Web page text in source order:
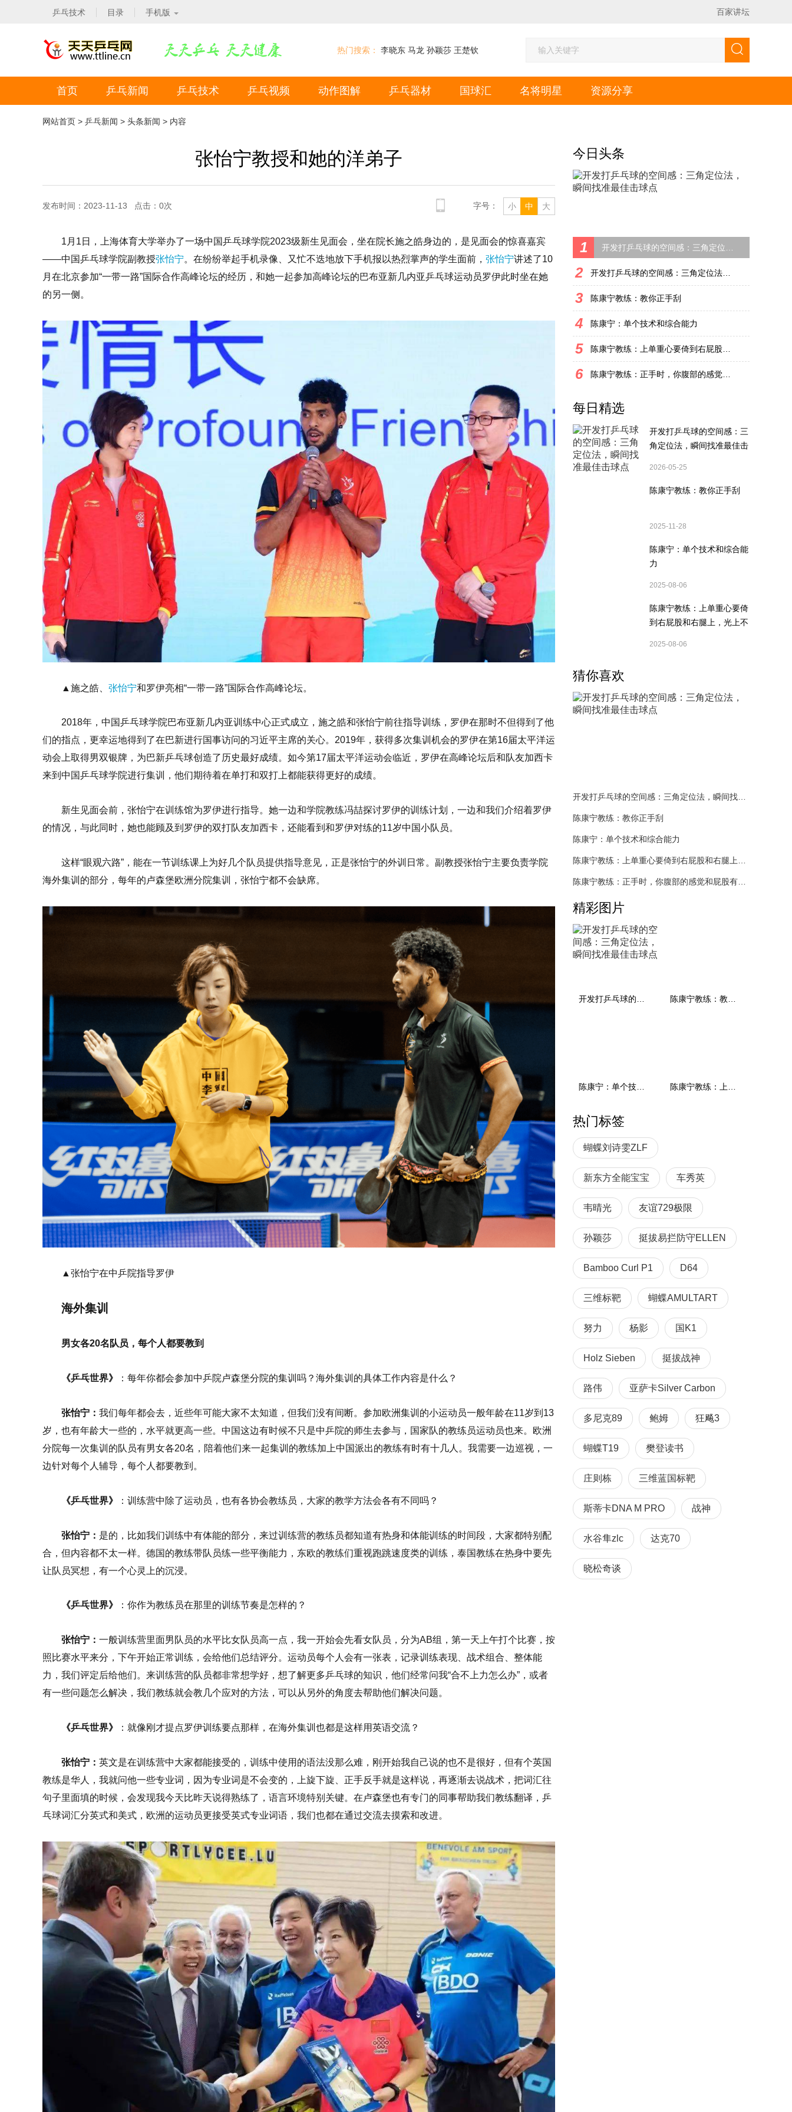
乒乓技术 目录 手机版 百家讲坛
热门搜索： 李晓东 马龙 孙颖莎 王楚钦
首页 乒乓新闻 乒乓技术 乒乓视频 动作图解 乒乓器材 国球汇 名将明星 资源分享
网站首页 > 乒乓新闻 > 头条新闻 > 内容
张怡宁教授和她的洋弟子
发布时间：2023-11-13 点击： 0次 小 中 大
字号：
1月1日，上海体育大学举办了一场中国乒乓球学院2023级新生见面会，坐在院长施之皓身边的，是见面会的惊喜嘉宾
——中国乒乓球学院副教授张怡宁。在纷纷举起手机录像、又忙不迭地放下手机报以热烈掌声的学生面前， 张怡宁讲述了10
月在北京参加“一带一路”国际合作高峰论坛的经历，和她一起参加高峰论坛的巴布亚新几内亚乒乓球运动员罗伊此时坐在她
的另一侧。
▲施之皓、 张怡宁和罗伊亮相“一带一路”国际合作高峰论坛。
2018年，中国乒乓球学院巴布亚新几内亚训练中心正式成立，施之皓和张怡宁前往指导训练，罗伊在那时不但得到了他
们的指点，更幸运地得到了在巴新进行国事访问的习近平主席的关心。2019年，获得多次集训机会的罗伊在第16届太平洋运
动会上取得男双银牌，为巴新乒乓球创造了历史最好成绩。如今第17届太平洋运动会临近，罗伊在高峰论坛后和队友加西卡
来到中国乒乓球学院进行集训，他们期待着在单打和双打上都能获得更好的成绩。
新生见面会前，张怡宁在训练馆为罗伊进行指导。 她一边和学院教练冯喆探讨罗伊的训练计划，一边和我们介绍着罗伊
的情况，与此同时，她也能顾及到罗伊的双打队友加西卡，还能看到和罗伊对练的11岁中国小队员。
这样“眼观六路”，能在一节训练课上为好几个队员提供指导意见，正是张怡宁的外训日常。副教授张怡宁主要负责学院
海外集训的部分，每年的卢森堡欧洲分院集训，张怡宁都不会缺席。
▲张怡宁在中乒院指导罗伊
海外集训
男女各20名队员，每个人都要教到
《乒乓世界》 ：每年你都会参加中乒院卢森堡分院的集训吗？海外集训的具体工作内容是什么？
张怡宁： 我们每年都会去，近些年可能大家不太知道，但我们没有间断。参加欧洲集训的小运动员一般年龄在11岁到13
岁，也有年龄大一些的，水平就更高一些。中国这边有时候不只是中乒院的师生去参与，国家队的教练员运动员也来。欧洲
分院每一次集训的队员有男女各20名，陪着他们来一起集训的教练加上中国派出的教练有时有十几人。我需要一边巡视，一
边针对每个人辅导，每个人都要教到。
《乒乓世界》 ： 训练营中除了运动员，也有各协会教练员，大家的教学方法会各有不同吗？
张怡宁： 是的，比如我们训练中有体能的部分，来过训练营的教练员都知道有热身和体能训练的时间段，大家都特别配
合，但内容都不太一样。 德国的教练带队员练一些平衡能力，东欧的教练们重视跑跳速度类的训练，泰国教练在热身中要先
让队员冥想，有一个心灵上的沉浸。
《乒乓世界》 ：你作为教练员在那里的训练节奏是怎样的？
张怡宁： 一般训练营里面男队员的水平比女队员高一点，我一开始会先看女队员，分为AB组，第一天上午打个比赛，按
照比赛水平来分，下午开始正常训练，会给他们总结评分。运动员每个人会有一张表，记录训练表现、战术组合、整体能
力，我们评定后给他们。来训练营的队员都非常想学好，想了解更多乒乓球的知识，他们经常问我“合不上力怎么办”，或者
有一些问题怎么解决，我们教练就会教几个应对的方法，可以从另外的角度去帮助他们解决问题。
《乒乓世界》 ：就像刚才提点罗伊训练要点那样，在海外集训也都是这样用英语交流？
张怡宁： 英文是在训练营中大家都能接受的，训练中使用的语法没那么难，刚开始我自己说的也不是很好，但有个英国
教练是华人，我就问他一些专业词，因为专业词是不会变的，上旋下旋、正手反手就是这样说，再逐渐去说战术，把词汇往
句子里面填的时候，会发现我今天比昨天说得熟练了，语言环境特别关键。在卢森堡也有专门的同事帮助我们教练翻译，乒
乓球词汇分英式和美式，欧洲的运动员更接受英式专业词语，我们也都在通过交流去摸索和改进。
今日头条
1
2
3 陈康宁教练：教你正手刮
4 陈康宁：单个技术和综合能力
5
6
每日精选
开发打乒乓球的空间感：三
角定位法，瞬间找准最佳击
2026-05-25
陈康宁教练：教你正手刮
2025-11-28
陈康宁：单个技术和综合能
力
2025-08-06
陈康宁教练：上单重心要倚
到右屁股和右腿上，光上不
2025-08-06
猜你喜欢
陈康宁教练：教你正手刮
陈康宁：单个技术和综合能力
精彩图片
热门标签
蝴蝶刘诗雯ZLF
新东方全能宝宝 车秀英
韦晴光 友谊729极限
孙颖莎 挺拔易拦防守ELLEN
Bamboo Curl P1 D64
三维标靶 蝴蝶AMULTART
努力 杨影 国K1
Holz Sieben 挺拔战神
路伟 亚萨卡Silver Carbon
多尼克89 鲍姆 狂飚3
蝴蝶T19 樊登读书
庄则栋 三维蓝国标靶
斯蒂卡DNA M PRO 战神
水谷隼zlc 达克70
晓松奇谈